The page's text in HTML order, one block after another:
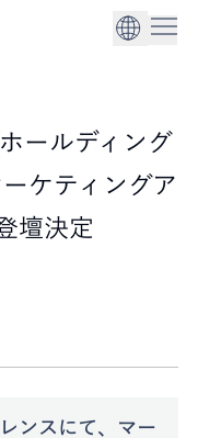
法人事業
ガバナンス
ールディング
ケティングア
壇決定
ンスにて、マー